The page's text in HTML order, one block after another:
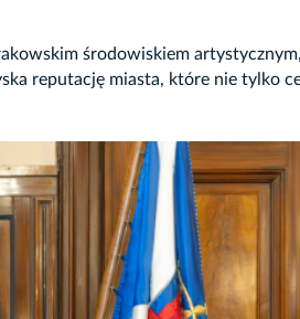
środowiskiem
reputację miasta, które nie tylko